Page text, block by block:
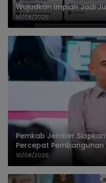
Wujudkan Impian Jadi
10/08/2026
Pemkab Jember
Percepat Pembangunan
10/08/2026